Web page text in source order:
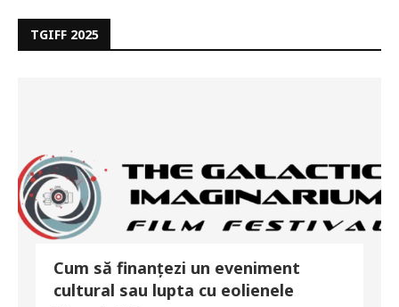
TGIFF 2025
Cum să finanțezi un eveniment
cultural sau lupta cu eolienele